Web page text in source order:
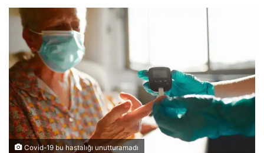
Covid-19 bu hastalığı unutturamadı